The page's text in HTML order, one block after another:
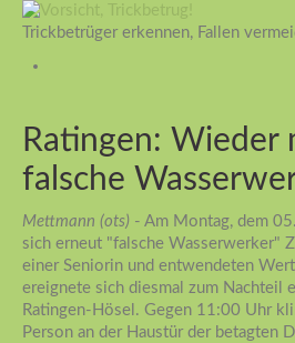
Trickbetrüger erkennen, Fallen
Ratingen: Wieder
falsche
Mettmann (ots) - Am Montag, dem
sich erneut "falsche Wasserwerker"
einer Seniorin und entwendeten
ereignete sich diesmal zum Nachteil
Ratingen-Hösel. Gegen 11:00 Uhr
Person an der Haustür der betagten